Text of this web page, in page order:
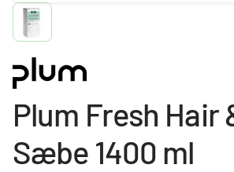
Plum Fresh Hair
Sæbe 1400 ml